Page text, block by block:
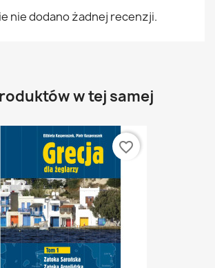
nie dodano żadnej recenzji.
w tej samej
favorite_border